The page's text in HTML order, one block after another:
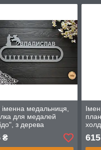
іменна медальниця,
для медалей
з дерева
₴ 615